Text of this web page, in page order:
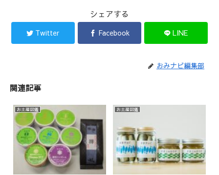
シェアする
Twitter Facebook LINE
おみナビ編集部
関連記事
お土産図鑑 お土産図鑑